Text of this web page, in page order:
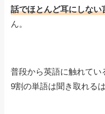
話でほとんど耳にしない
ん。
普段から英語に触れてい
9割の単語は聞き取れるは